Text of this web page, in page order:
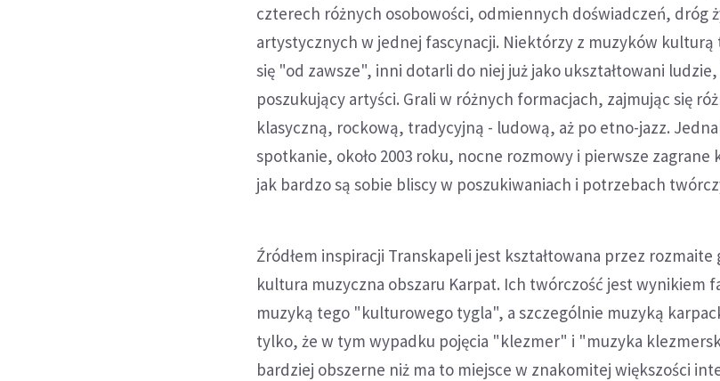
czterech różnych osobowości, odmiennych doświadczeń, dróg
artystycznych w jednej fascynacji. Niektórzy z muzyków kulturą
się "od zawsze", inni dotarli do niej już jako ukształtowani
poszukujący artyści. Grali w różnych formacjach, zajmując się
klasyczną, rockową, tradycyjną - ludową, aż po etno-jazz.
spotkanie, około 2003 roku, nocne rozmowy i pierwsze zagrane
jak bardzo są sobie bliscy w poszukiwaniach i potrzebach
Źródłem inspiracji Transkapeli jest kształtowana przez
kultura muzyczna obszaru Karpat. Ich twórczość jest wynikiem
muzyką tego "kulturowego tygla", a szczególnie muzyką
tylko, że w tym wypadku pojęcia "klezmer" i "muzyka
bardziej obszerne niż ma to miejsce w znakomitej większości